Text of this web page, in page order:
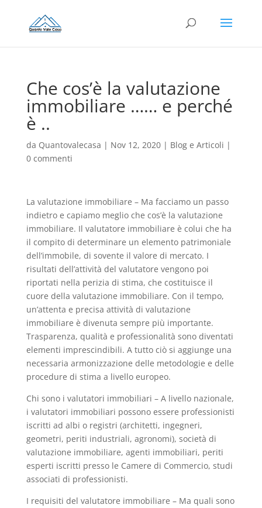
Che cos’è la valutazione
immobiliare …… e perché
è ..
da Quantovalecasa | Nov 12, 2020| Blog e Articoli |
0 commenti
La valutazione immobiliare – Ma facciamo un passo
indietro e capiamo meglio che cos’è la valutazione
immobiliare. Il valutatore immobiliare è colui che ha
il compito di determinare un elemento patrimoniale
dell’immobile, di sovente il valore di mercato. I
risultati dell’attività del valutatore vengono poi
riportati nella perizia di stima, che costituisce il
cuore della valutazione immobiliare. Con il tempo,
un’attenta e precisa attività di valutazione
immobiliare è divenuta sempre più importante.
Trasparenza, qualità e professionalità sono diventati
elementi imprescindibili. A tutto ciò si aggiunge una
necessaria armonizzazione delle metodologie e delle
procedure di stima a livello europeo.
Chi sono i valutatori immobiliari – A livello nazionale,
i valutatori immobiliari possono essere professionisti
iscritti ad albi o registri (architetti, ingegneri,
geometri, periti industriali, agronomi), società di
valutazione immobiliare, agenti immobiliari, periti
esperti iscritti presso le Camere di Commercio, studi
associati di professionisti.
I requisiti del valutatore immobiliare – Ma quali sono